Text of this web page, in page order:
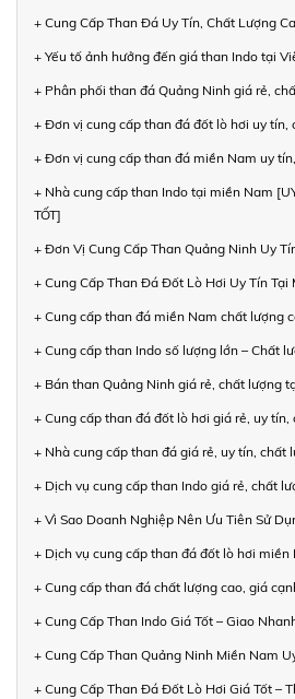
+ Cung Cấp Than Đá Uy Tín, Chất Lượng
+ Yếu tố ảnh hưởng đến giá than Indo tại
+ Phân phối than đá Quảng Ninh giá rẻ,
+ Đơn vị cung cấp than đá đốt lò hơi uy tín,
+ Đơn vị cung cấp than đá miền Nam uy
+ Nhà cung cấp than Indo tại miền Nam
TỐT]
+ Đơn Vị Cung Cấp Than Quảng Ninh Uy
+ Cung Cấp Than Đá Đốt Lò Hơi Uy Tín Tại
+ Cung cấp than đá miền Nam chất lượng
+ Cung cấp than Indo số lượng lớn – Chất
+ Bán than Quảng Ninh giá rẻ, chất lượng
+ Cung cấp than đá đốt lò hơi giá rẻ, uy tín,
+ Nhà cung cấp than đá giá rẻ, uy tín, chất
+ Dịch vụ cung cấp than Indo giá rẻ, chất
+ Vì Sao Doanh Nghiệp Nên Ưu Tiên Sử
+ Dịch vụ cung cấp than đá đốt lò hơi miền
+ Cung cấp than đá chất lượng cao, giá
+ Cung Cấp Than Indo Giá Tốt – Giao
+ Cung Cấp Than Quảng Ninh Miền Nam
+ Cung Cấp Than Đá Đốt Lò Hơi Giá Tốt –